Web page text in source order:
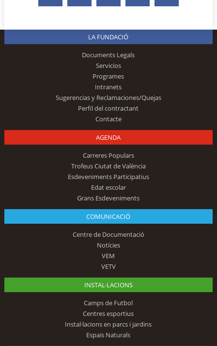
LA FUNDACIÓ
Documents Legals
Servicios
Programes
Intranets
Sugerencias y Reclamaciones/Quejas
Perfil del contractant
Contacte
AGENDA
Carreres Populars
Trofeus Ciutat de València
Esdeveniments Participatius
Edat escolar
Grans Esdeveniments
COMUNICACIÓ
Centre de Documentació
Notícies
VEM
VETV
INSTAL·LACIONS
Camps de Futbol
Centres esportius
Instal·lacions en parcs i jardins
Espais Naturals